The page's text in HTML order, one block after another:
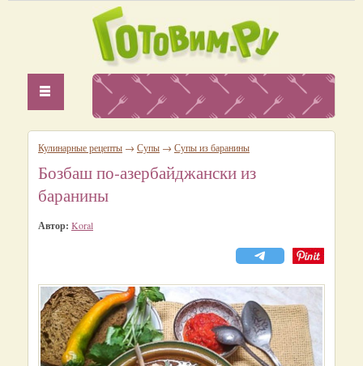
Кулинарные рецепты → Супы → Супы из баранины
Бозбаш по-азербайджански из
баранины
Автор: Koral